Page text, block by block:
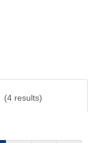
(4results)